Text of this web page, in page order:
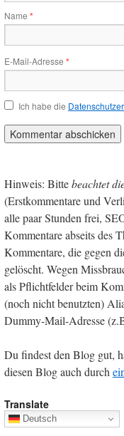
Name *
E-Mail-Adresse *
Ich habe die
Hinweis: Bittebeachtet
(Erstkommentare und
alle paar Stunden frei,
Kommentare abseits des
Kommentare, die gegen
gelöscht. Wegen
als Pflichtfelder beim
(noch nicht benutzten)
Dummy-Mail-Adresse
Du findest den Blog gut,
diesen Blog auch durch
Translate
Deutsch